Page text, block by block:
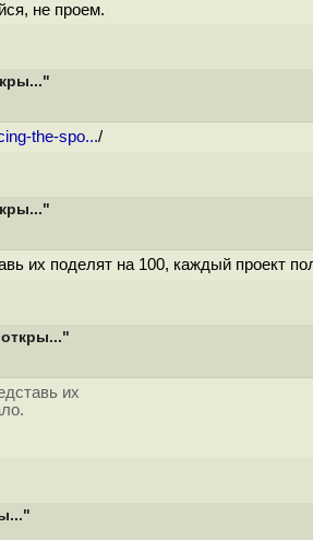
не проем.
the-spo.../
их поделят на 100, каждый проект
их